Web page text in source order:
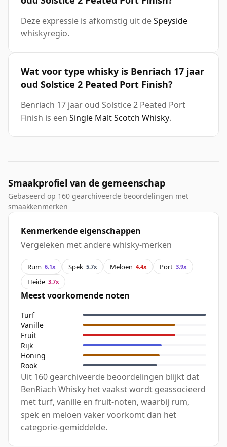
Deze expressie is afkomstig uit deSpeyside
whiskyregio.
Wat voor type whisky is Benriach 17 jaar
oud Solstice 2 Peated Port Finish?
Benriach 17 jaar oud Solstice 2 Peated Port
Finish is een Single Malt Scotch Whisky.
Smaakprofiel van de gemeenschap
Gebaseerd op 160 gearchiveerde beoordelingen met
smaakkenmerken
Kenmerkende eigenschappen
Vergeleken met andere whisky-merken
Rum 6.1x Spek 5.7x Meloen 4.4x Port 3.9x
Heide 3.7x
Meest voorkomende noten
Turf
Vanille
Fruit
Rijk
Honing
Rook
Uit 160 gearchiveerde beoordelingen blijkt dat
BenRiach Whisky het vaakst wordt geassocieerd
met turf, vanille en fruit-noten, waarbij rum,
spek en meloen vaker voorkomt dan het
categorie-gemiddelde.